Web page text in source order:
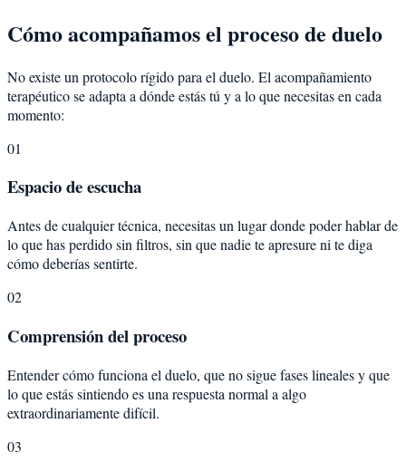
Cómo acompañamos el proceso de duelo
No existe un protocolo rígido para el duelo. El acompañamiento
terapéutico se adapta a dónde estás tú y a lo que necesitas en cada
momento:
01
Espacio de escucha
Antes de cualquier técnica, necesitas un lugar donde poder hablar de
lo que has perdido sin filtros, sin que nadie te apresure ni te diga
cómo deberías sentirte.
02
Comprensión del proceso
Entender cómo funciona el duelo, que no sigue fases lineales y que
lo que estás sintiendo es una respuesta normal a algo
extraordinariamente difícil.
03